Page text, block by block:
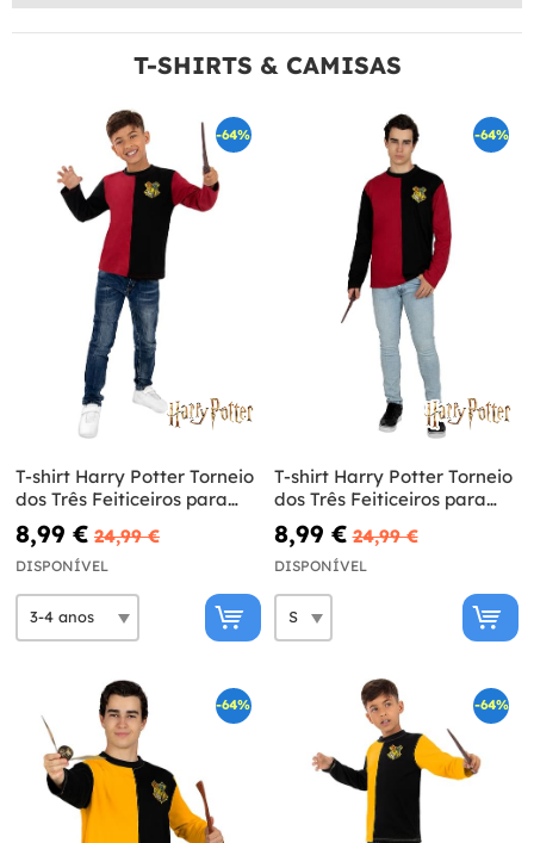
T-SHIRTS & CAMISAS
-64%
T-shirt Harry Potter Torneio
dos Três Feiticeiros para
menino - Harry Potter
8,99 € 24,99 €
DISPONÍVEL
-64%
T-shirt Harry Potter Torneio
dos Três Feiticeiros para
adulto - Harry Potter
8,99 € 24,99 €
DISPONÍVEL
-64% -64%